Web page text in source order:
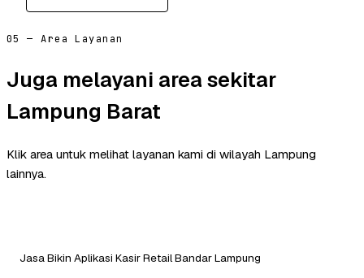
05 — Area Layanan
Juga melayani area sekitar
Lampung Barat
Klik area untuk melihat layanan kami di wilayah Lampung
lainnya.
Jasa Bikin Aplikasi Kasir Retail Bandar Lampung